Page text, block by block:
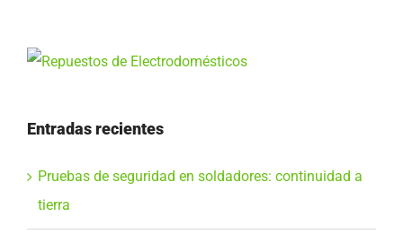
Entradas recientes
Pruebas de seguridad en soldadores: continuidad a
tierra